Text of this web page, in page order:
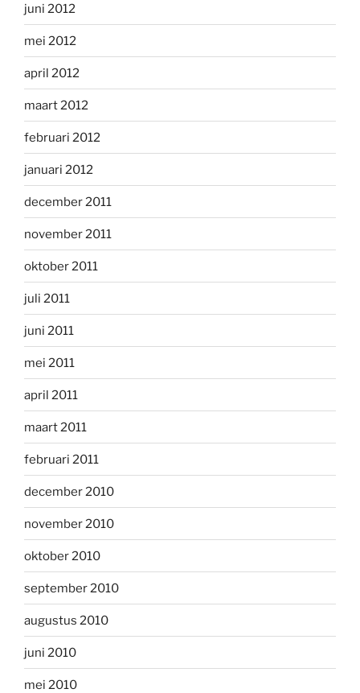
juni 2012
mei 2012
april 2012
maart 2012
februari 2012
januari 2012
december 2011
november 2011
oktober 2011
juli 2011
juni 2011
mei 2011
april 2011
maart 2011
februari 2011
december 2010
november 2010
oktober 2010
september 2010
augustus 2010
juni 2010
mei 2010